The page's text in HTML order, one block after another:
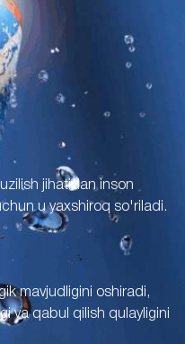
jihatidan inson
u yaxshiroq so'riladi.
mavjudligini oshiradi,
va qabul qilish qulayligini